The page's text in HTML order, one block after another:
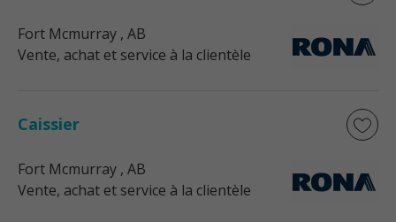
Fort Mcmurray , AB
Vente, achat et service à la clientèle
Caissier
Fort Mcmurray , AB
Vente, achat et service à la clientèle